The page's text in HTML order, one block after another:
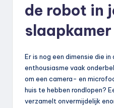
de robot in
slaapkamer
Er is nog een dimensie die
enthousiasme vaak
om een camera- en
huis te hebben rondlopen?
verzamelt onvermijdelijk